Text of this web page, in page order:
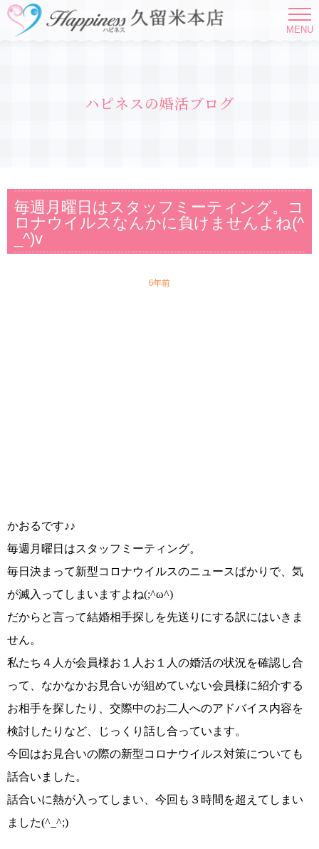
MENU
ハピネスの婚活ブログ
毎週月曜日はスタッフミーティング。コ
ロナウイルスなんかに負けませんよね(^
_^)v
6年前
かおるです♪♪
毎週月曜日はスタッフミーティング。
毎日決まって新型コロナウイルスのニュースばかりで、気
が滅入ってしまいますよね(;^ω^)
だからと言って結婚相手探しを先送りにする訳にはいきま
せん。
私たち４人が会員様お１人お１人の婚活の状況を確認し合
って、なかなかお見合いが組めていない会員様に紹介する
お相手を探したり、交際中のお二人へのアドバイス内容を
検討したりなど、じっくり話し合っています。
今回はお見合いの際の新型コロナウイルス対策についても
話合いました。
話合いに熱が入ってしまい、今回も３時間を超えてしまい
ました(^_^;)